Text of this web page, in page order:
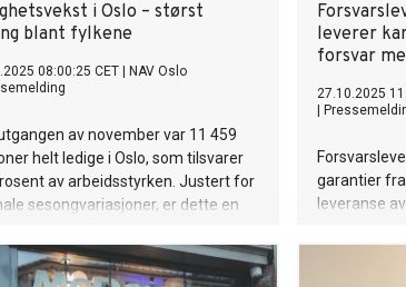
i Oslo – størst
blant fylkene
08:00:25 CET
NAV Oslo
av november var 11 459
helt ledige i Oslo, som tilsvarer
av arbeidsstyrken. Justert for
sesongvariasjoner, er dette en
måned. Oslo er fylket med den
veksten i november.
leverer
forsvar
27.10.2025
garantier
leveranse
Sluttbruker